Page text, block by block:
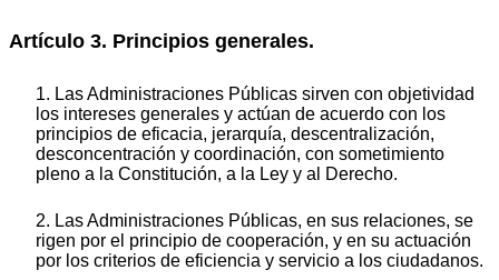
Artículo 3. Principios generales.
1. Las Administraciones Públicas sirven con objetividad
los intereses generales y actúan de acuerdo con los
principios de eficacia, jerarquía, descentralización,
desconcentración y coordinación, con sometimiento
pleno a la Constitución, a la Ley y al Derecho.
2. Las Administraciones Públicas, en sus relaciones, se
rigen por el principio de cooperación, y en su actuación
por los criterios de eficiencia y servicio a los ciudadanos.